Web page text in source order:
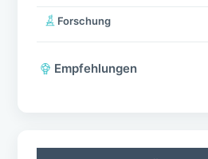
Forschung
Empfehlungen